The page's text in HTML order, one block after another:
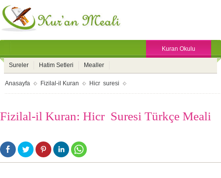
Kuran Okulu
Sureler Hatim Setleri Mealler
Anasayfa Fizilal-il Kuran Hicr suresi
Fizilal-il Kuran: Hicr Suresi Türkçe Meali